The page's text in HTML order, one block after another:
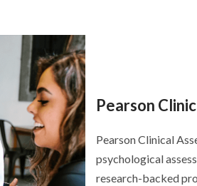
Pearson
Pearson Clinical
psychological
research-backed